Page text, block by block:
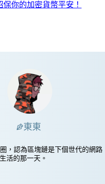
保你的加密貨幣平安！
東東
，認為區塊鏈是下個世代的網路
活的那一天。